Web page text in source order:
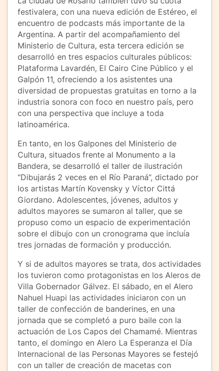
festivalera, con una nueva edición de Estéreo, el
encuentro de podcasts más importante de la
Argentina. A partir del acompañamiento del
Ministerio de Cultura, esta tercera edición se
desarrolló en tres espacios culturales públicos:
Plataforma Lavardén, El Cairo Cine Público y el
Galpón 11, ofreciendo a los asistentes una
diversidad de propuestas gratuitas en torno a la
industria sonora con foco en nuestro país, pero
con una perspectiva que incluye a toda
latinoamérica.
En tanto, en los Galpones del Ministerio de
Cultura, situados frente al Monumento a la
Bandera, se desarrolló el taller de ilustración
“Dibujarás 2 veces en el Río Paraná”, dictado por
los artistas Martín Kovensky y Víctor Cittá
Giordano. Adolescentes, jóvenes, adultos y
adultos mayores se sumaron al taller, que se
propuso como un espacio de experimentación
sobre el dibujo con un cronograma que incluía
tres jornadas de formación y producción.
Y si de adultos mayores se trata, dos actividades
los tuvieron como protagonistas en los Aleros de
Villa Gobernador Gálvez. El sábado, en el Alero
Nahuel Huapi las actividades iniciaron con un
taller de confección de banderines, en una
jornada que se completó a puro baile con la
actuación de Los Capos del Chamamé. Mientras
tanto, el domingo en Alero La Esperanza el Día
Internacional de las Personas Mayores se festejó
con un taller de creación de macetas con